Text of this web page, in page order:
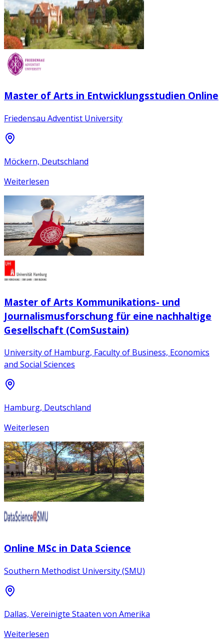
Master of Arts in Entwicklungsstudien Online
Friedensau Adventist University
Möckern, Deutschland
Weiterlesen
Master of Arts Kommunikations- und
Journalismusforschung für eine nachhaltige
Gesellschaft (ComSustain)
University of Hamburg, Faculty of Business, Economics
and Social Sciences
Hamburg, Deutschland
Weiterlesen
Online MSc in Data Science
Southern Methodist University (SMU)
Dallas, Vereinigte Staaten von Amerika
Weiterlesen